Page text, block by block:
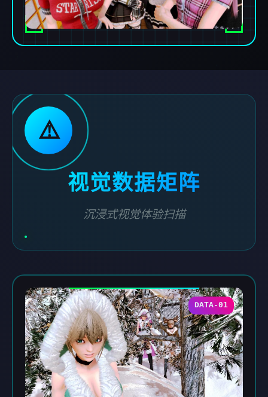
⚠️
视觉数据矩阵
沉浸式视觉体验扫描
DATA-01